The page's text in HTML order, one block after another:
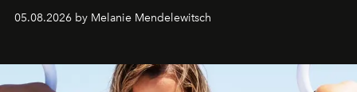
de vivre Romain dans toute son élégance intemporelle.
05.08.2026 by Melanie Mendelewitsch